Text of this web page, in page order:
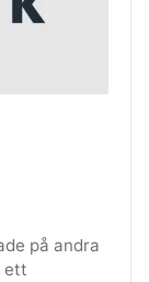
på andra
ett